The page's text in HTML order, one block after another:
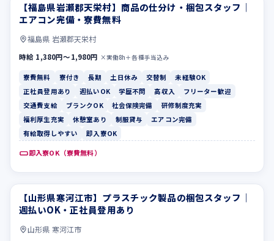
寮費無料 寮付き
【福島県岩瀬郡天栄村】商品の仕分け・梱包スタッフ｜
エアコン完備・寮費無料
福島県 岩瀬郡天栄村
時給 1,380円〜1,980円 ×実働8h＋各種手当込み
寮費無料 寮付き 長期 土日休み 交替制
未経験OK
正社員登用あり
週払いOK 学歴不問 高収入
フリーター歓迎
交通費支給
ブランクOK 社会保険完備
研修制度充実
福利厚生充実
休憩室あり 制服貸与
エアコン完備
有給取得しやすい
即入寮OK
即入寮OK（寮費無料）
交通費支給 ブランクOK
【山形県寒河江市】プラスチック製品の梱包スタッフ｜
週払いOK・正社員登用あり
山形県 寒河江市